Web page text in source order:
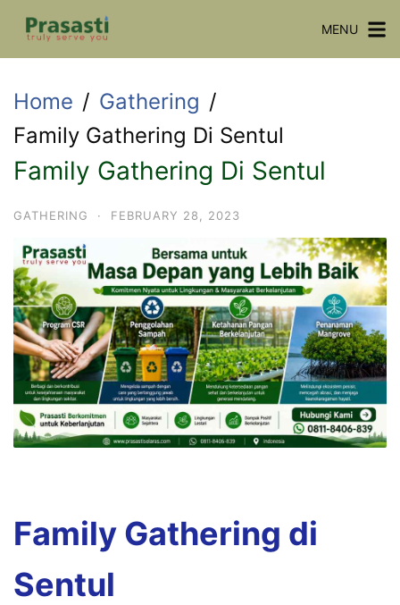
Skip
MENU
Home
Gathering
Family Gathering Di Sentul
Family Gathering Di Sentul
GATHERING · FEBRUARY 28, 2023
Family Gathering di
Sentul